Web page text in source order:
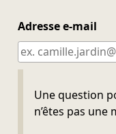
Adresse e-mail
Une question
n’êtes pas une
Ne pas remplir